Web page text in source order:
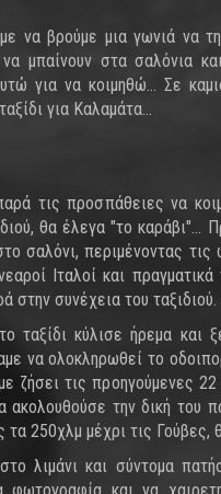
να βρούμε μια γωνιά να
να μπαίνουν στα σαλόνια
για να κοιμηθώ... Σε
για Καλαμάτα...
τις προσπάθειες να
θα έλεγα "το
σαλόνι, περιμένοντας
Ιταλοί και
στην συνέχεια του ταξιδιού.
ταξίδι κύλισε ήρεμα
να ολοκληρωθεί το
ζήσει τις προηγούμενες
την δική του
250χλμ μέχρι τις Γούβες,
λιμάνι και σύντομα